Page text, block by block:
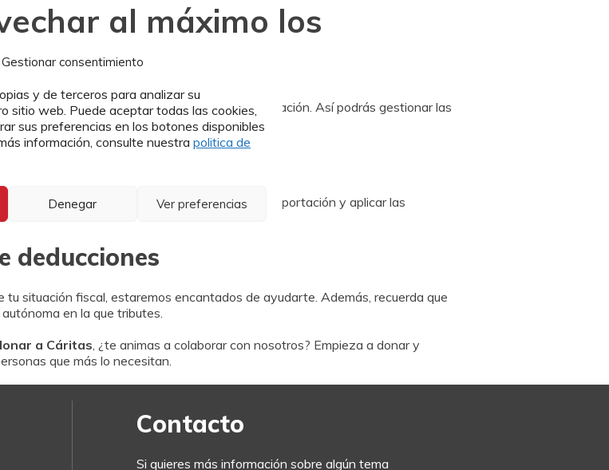
Gestionar consentimiento
y de terceros para analizar su
sitio web. Puede aceptar todas las cookies,
sus preferencias en los botones disponibles
información, consulte nuestra politica de
Denegar Ver preferencias
al máximo los
y conservar toda la documentación de tu donación. Así podrás gestionar las
correspondiente para que puedas justificar tu aportación y aplicar las
deducciones
situación fiscal, estaremos encantados de ayudarte. Además, recuerda que
en la que tributes.
a Cáritas, ¿te animas a colaborar con nosotros? Empieza a donar y
que más lo necesitan.
Contacto
Si quieres más información sobre algún tema